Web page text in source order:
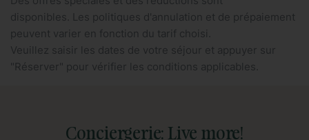
disponibles. Les politiques d'annulation et de prépaiement
peuvent varier en fonction du tarif choisi.
Veuillez saisir les dates de votre séjour et appuyer sur
"Réserver" pour vérifier les conditions applicables.
Conciergerie: Live more!